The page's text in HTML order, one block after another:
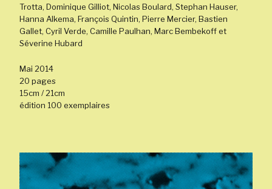
Trotta, Dominique Gilliot, Nicolas Boulard, Stephan Hauser,
Hanna Alkema, François Quintin, Pierre Mercier, Bastien
Gallet, Cyril Verde, Camille Paulhan, Marc Bembekoff et
Séverine Hubard
Mai 2014
20 pages
15cm / 21cm
édition 100 exemplaires